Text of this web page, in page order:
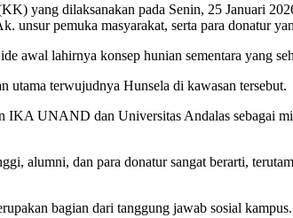
yang dilaksanakan pada Senin, 25 Januari
pemuka masyarakat, serta para donatur
lahirnya konsep hunian sementara yang
utama terwujudnya Hunsela di kawasan tersebut.
IKA UNAND dan Universitas Andalas sebagai
alumni, dan para donatur sangat berarti,
bagian dari tanggung jawab sosial